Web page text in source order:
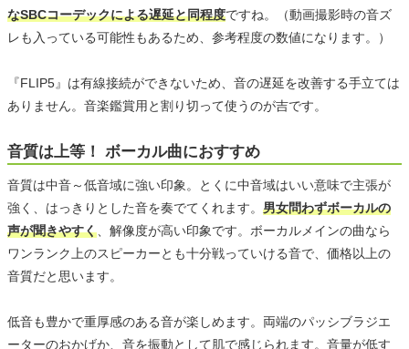
なSBCコーデックによる遅延と同程度ですね。（動画撮影時の音ズ
レも入っている可能性もあるため、参考程度の数値になります。）
『FLIP5』は有線接続ができないため、音の遅延を改善する手立ては
ありません。音楽鑑賞用と割り切って使うのが吉です。
音質は上等！ ボーカル曲におすすめ
音質は中音～低音域に強い印象。とくに中音域はいい意味で主張が
強く、はっきりとした音を奏でてくれます。 男女問わずボーカルの
声が聞きやすく 、解像度が高い印象です。ボーカルメインの曲なら
ワンランク上のスピーカーとも十分戦っていける音で、価格以上の
音質だと思います。
低音も豊かで重厚感のある音が楽しめます。両端のパッシブラジエ
ーターのおかげか、音を振動として肌で感じられます。音量が低す